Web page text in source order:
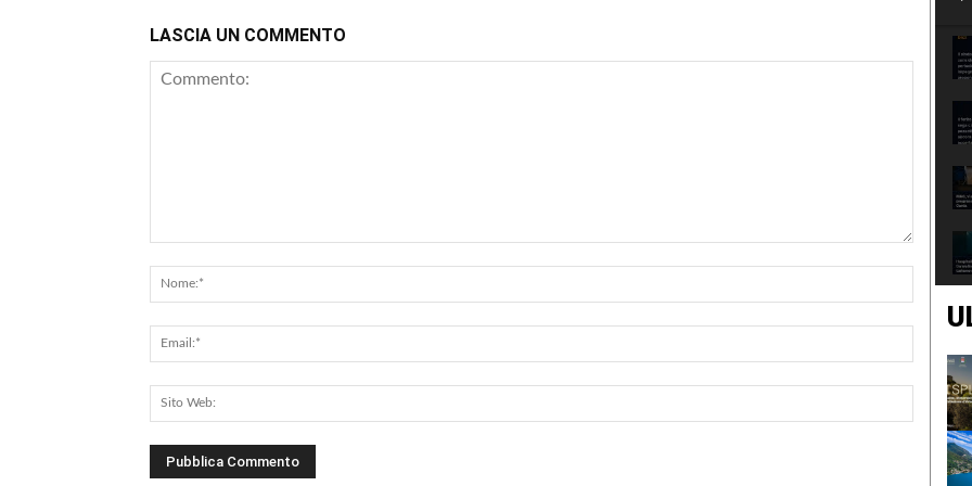
LASCIA UN COMMENTO
Nome:*
Web: